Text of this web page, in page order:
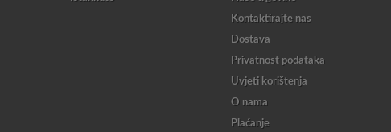
Kontaktirajte nas
Dostava
Privatnost podataka
Uvjeti korištenja
O nama
Plaćanje